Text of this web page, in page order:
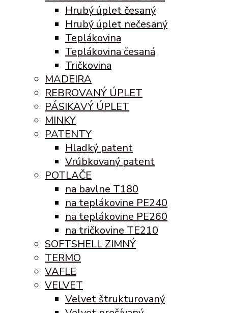
Hrubý úplet česaný
Hrubý úplet nečesaný
Teplákovina
Teplákovina česaná
Tričkovina
MADEIRA
REBROVANÝ ÚPLET
PÁSIKAVÝ ÚPLET
MINKY
PATENTY
Hladký patent
Vrúbkovaný patent
POTLAČE
na bavlne T180
na teplákovine PE240
na teplákovine PE260
na tričkovine TE210
SOFTSHELL ZIMNÝ
TERMO
VAFLE
VELVET
Velvet štrukturovaný